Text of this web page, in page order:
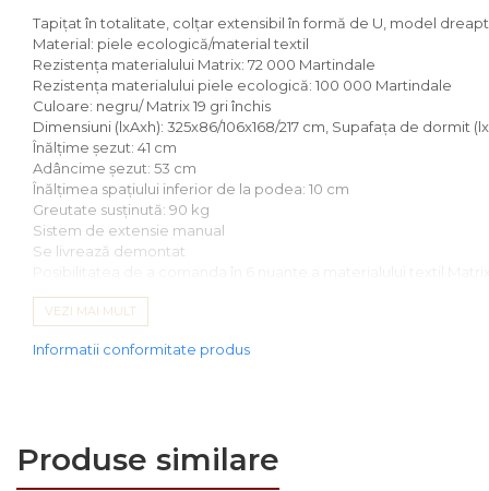
Comode lux-ultramoderne
Dulapuri haine si Sifoniere
Masute de toaleta
Noptiere dormitor
Paturi cu saltea
inclusa(pachet promo)
Paturi de 1 persoana
Paturi metalice
Paturi tapitate
complete
Tapiţat în totalitate, colţar extensibil în formă de U, model
Material: piele ecologică/material textil
Rezistenţa materialului Matrix: 72 000 Martindale
Rezistenţa materialului piele ecologică: 100 000 Martindale
Culoare: negru/ Matrix 19 gri închis
Dimensiuni (lxAxh): 325x86/106x168/217 cm, Supafaţa de dormit
Înălţime şezut: 41 cm
Adâncime şezut: 53 cm
Înălţimea spaţiului inferior de la podea: 10 cm
Greutate susţinută: 90 kg
Sistem de extensie manual
Se livrează demontat
VEZI MAI MULT
Informatii conformitate produs
Produse similare